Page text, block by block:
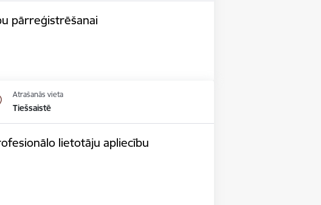
pārreģistrēšanai
Atrašanās vieta
Tiešsaistē
lietotāju apliecību